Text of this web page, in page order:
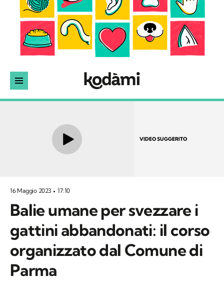
VIDEO SUGGERITO
16 Maggio 2023 17:10
Balie umane per svezzare i
gattini abbandonati: il corso
organizzato dal Comune di
Parma